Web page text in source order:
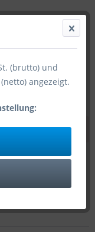
zur Verfügung!
(brutto) und
angezeigt.